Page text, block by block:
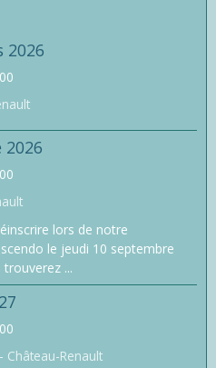
2026
2026
lors de notre
le jeudi 10 septembre
...
Château-Renault